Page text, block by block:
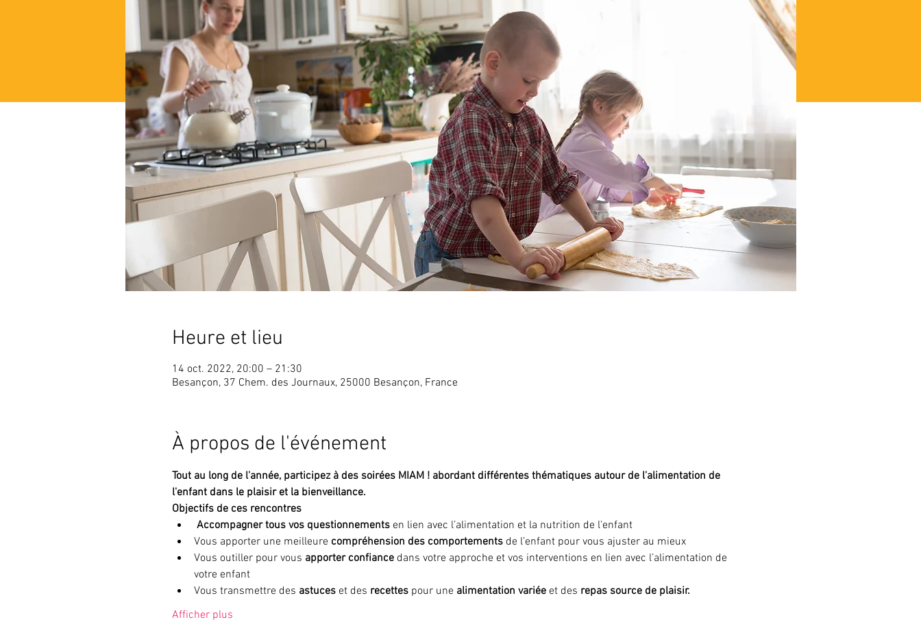
Heure et lieu
14 oct. 2022, 20:00 – 21:30
Besançon, 37 Chem. des Journaux, 25000 Besançon, France
À propos de l'événement
Tout au long de l'année, participez à des soirées MIAM ! abordant différentes thématiques autour de l'alimentation de
l'enfant dans le plaisir et la bienveillance.
Objectifs de ces rencontres
Accompagner tous vos questionnements en lien avec l’alimentation et la nutrition de l'enfant
Vous apporter une meilleure compréhension des comportements de l’enfant pour vous ajuster au mieux
Vous outiller pour vous apporter confiance dans votre approche et vos interventions en lien avec l’alimentation de
votre enfant
Vous transmettre des astuces et des recettes pour une alimentation variée et des repas source de plaisir.
Afficher plus